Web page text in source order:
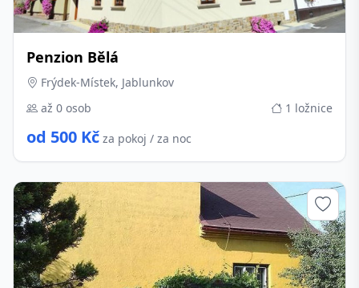
Penzion Bělá
Frýdek-Místek, Jablunkov
až 0 osob
1 ložnice
od 500 Kč za pokoj / za noc